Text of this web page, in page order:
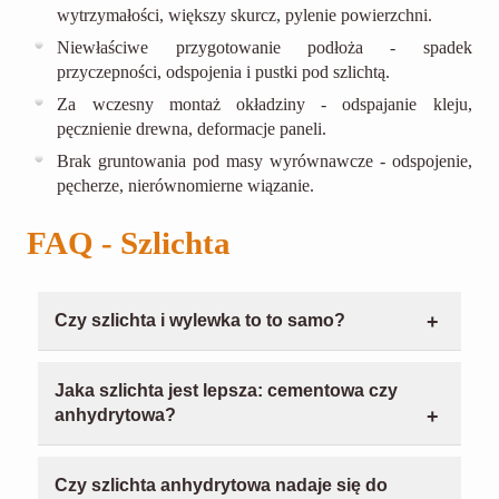
wytrzymałości, większy skurcz, pylenie powierzchni.
Niewłaściwe przygotowanie podłoża - spadek
przyczepności, odspojenia i pustki pod szlichtą.
Za wczesny montaż okładziny - odspajanie kleju,
pęcznienie drewna, deformacje paneli.
Brak gruntowania pod masy wyrównawcze - odspojenie,
pęcherze, nierównomierne wiązanie.
FAQ - Szlichta
Czy szlichta i wylewka to to samo?
ale technicznie to nie zawsze to samo.
"Wylewka" bywa nazwą dla każdego podkładu, a
Najbezpieczniej patrzeć na to, jaką warstwę
Jaka szlichta jest lepsza: cementowa czy
anhydrytowa?
Cementowa lepiej znosi sytuacje, w których
Czy szlichta anhydrytowa nadaje się do